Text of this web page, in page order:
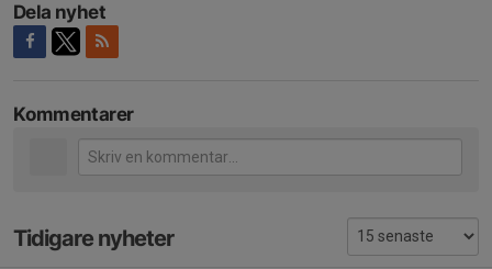
Dela nyhet
Kommentarer
Tidigare nyheter